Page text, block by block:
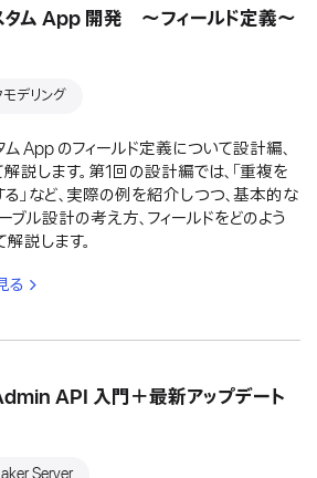
タム App 開発 〜フィールド定義〜
デリング
App のフィールド定義について設計編、
説します。第1回の設計編では、「重複を
る」など、実際の例を紹介しつつ、基本的な
ル設計の考え方、フィールドをどのよう
説します。
る
API 入門＋最新アップデート
Server